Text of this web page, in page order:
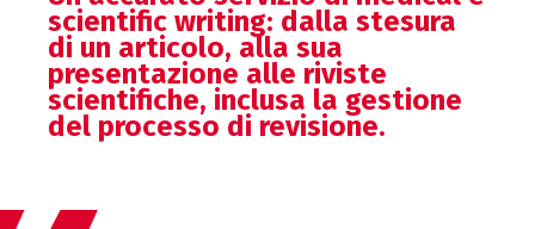
scientific writing: dalla stesura
di un articolo, alla sua
presentazione alle riviste
scientifiche, inclusa la gestione
del processo di revisione.